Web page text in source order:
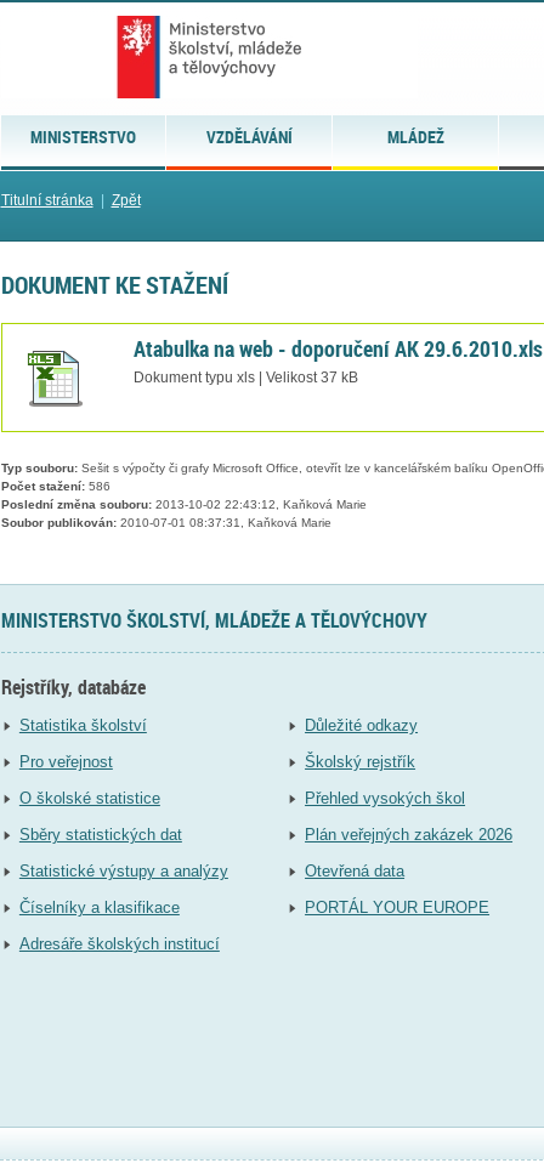
MINISTERSTVO VZDĚLÁVÁNÍ MLÁDEŽ
Titulní stránka| Zpět
DOKUMENT KE STAŽENÍ
Atabulka na web - doporučení AK 29.6.2010.xls
Dokument typu xls | Velikost 37 kB
Typ souboru:Sešit s výpočty či grafy Microsoft Office, otevřít lze v kancelářském balíku
Počet stažení:586
Poslední změna souboru:2013-10-02 22:43:12, Kaňková Marie
Soubor publikován:2010-07-01 08:37:31, Kaňková Marie
MINISTERSTVO ŠKOLSTVÍ, MLÁDEŽE A TĚLOVÝCHOVY
Rejstříky, databáze
Statistika školství
Pro veřejnost
O školské statistice
Sběry statistických dat
Statistické výstupy a analýzy
Číselníky a klasifikace
Adresáře školských institucí
Důležité odkazy
Školský rejstřík
Přehled vysokých škol
Plán veřejných zakázek 2026
Otevřená data
PORTÁL YOUR EUROPE